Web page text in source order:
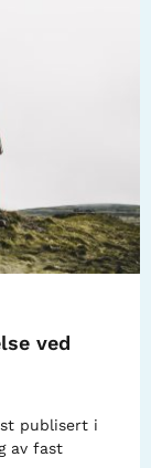
ved
publisert i
av fast